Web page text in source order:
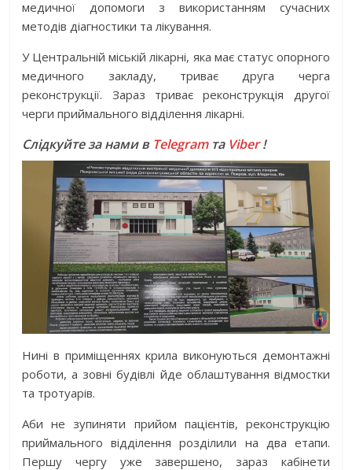
медичної допомоги з використанням сучасних
методів діагностики та лікування.
У Центральній міській лікарні, яка має статус опорного
медичного закладу, триває друга черга
реконструкції. Зараз триває реконструкція другої
черги приймального відділення лікарні.
Слідкуйте за нами в Telegramта Viber!
Нині в приміщеннях крила виконуються демонтажні
роботи, а зовні будівлі йде облаштування відмостки
та тротуарів.
Аби не зупиняти прийом пацієнтів, реконструкцію
приймального відділення розділили на два етапи.
Першу чергу уже завершено, зараз кабінети